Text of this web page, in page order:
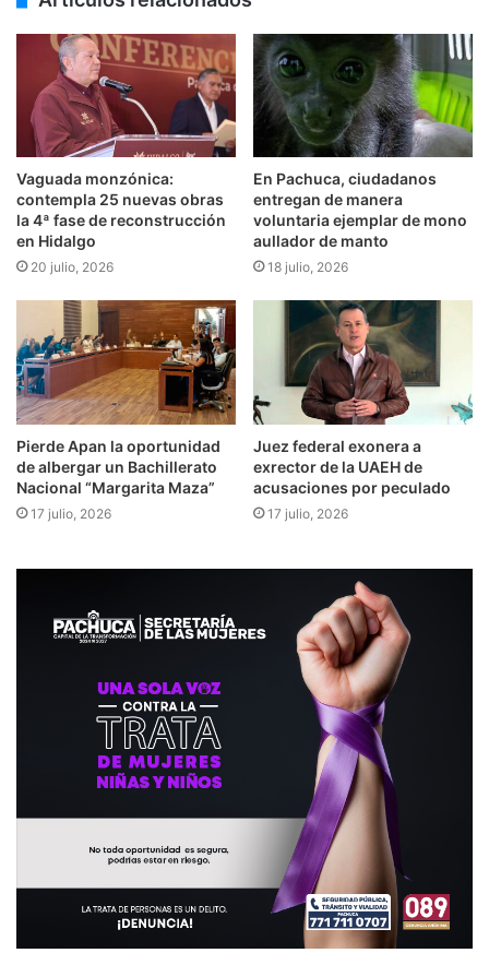
Vaguada monzónica:
contempla 25 nuevas obras
la 4ª fase de reconstrucción
en Hidalgo
20 julio, 2026
En Pachuca, ciudadanos
entregan de manera
voluntaria ejemplar de mono
aullador de manto
18 julio, 2026
Pierde Apan la oportunidad
de albergar un Bachillerato
Nacional “Margarita Maza”
17 julio, 2026
Juez federal exonera a
exrector de la UAEH de
acusaciones por peculado
17 julio, 2026